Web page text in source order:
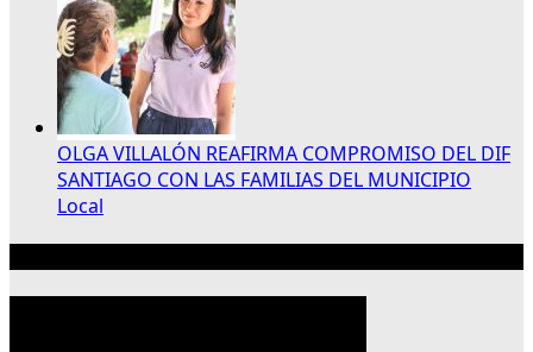
OLGA VILLALÓN REAFIRMA COMPROMISO DEL DIF
SANTIAGO CON LAS FAMILIAS DEL MUNICIPIO
Local